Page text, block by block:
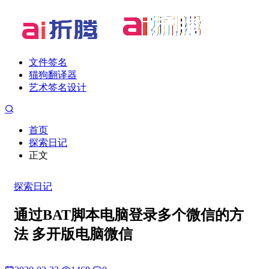
文件签名
猫狗翻译器
艺术签名设计
首页
探索日记
正文
探索日记
通过BAT脚本电脑登录多个微信的方
法 多开版电脑微信